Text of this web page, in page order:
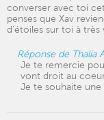
converser avec toi
penses que Xav
d’étoiles sur toi à
Réponse de Thalia
Je te remercie
vont droit au
Je te souhaite une